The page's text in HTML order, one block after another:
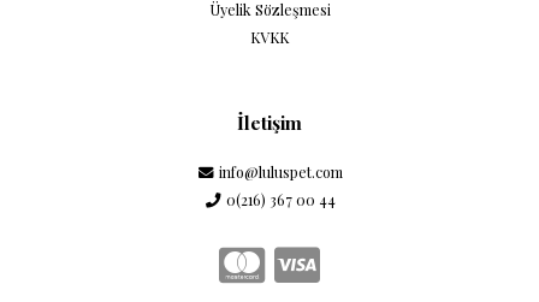
Üyelik Sözleşmesi
KVKK
İletişim
info@luluspet.com
0(216) 367 00 44